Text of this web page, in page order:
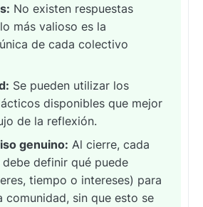
No existen respuestas
más valioso es la
de cada colectivo
Se pueden utilizar los
disponibles que mejor
de la reflexión.
genuino: Al cierre, cada
definir qué puede
tiempo o intereses) para
comunidad, sin que esto se